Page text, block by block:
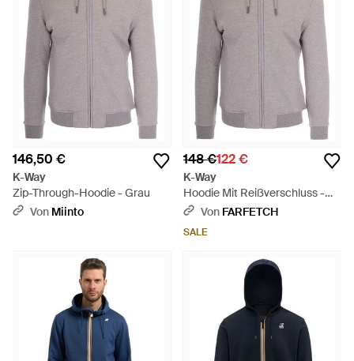
146,50 €
K-Way
Zip-Through-Hoodie - Grau
Von Miinto
148 €122 €
K-Way
Hoodie Mit Reißverschluss -
GrauVon FARFETCH
SALE